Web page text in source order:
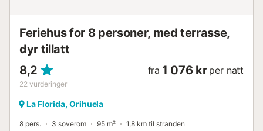
Feriehus for 8 personer, med terrasse,
dyr tillatt
8,2
22 vurderinger
fra 1 076 kr per natt
La Florida, Orihuela
8 pers. 3 soverom 95 m² 1,8 km til stranden